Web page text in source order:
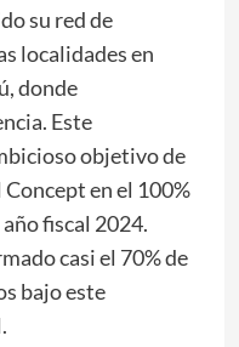
su red de
localidades en
donde
Este
objetivo de
en el 100%
fiscal 2024.
casi el 70% de
bajo este